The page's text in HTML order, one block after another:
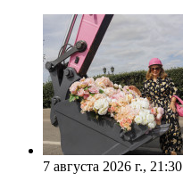
7 августа 2026 г., 21:30